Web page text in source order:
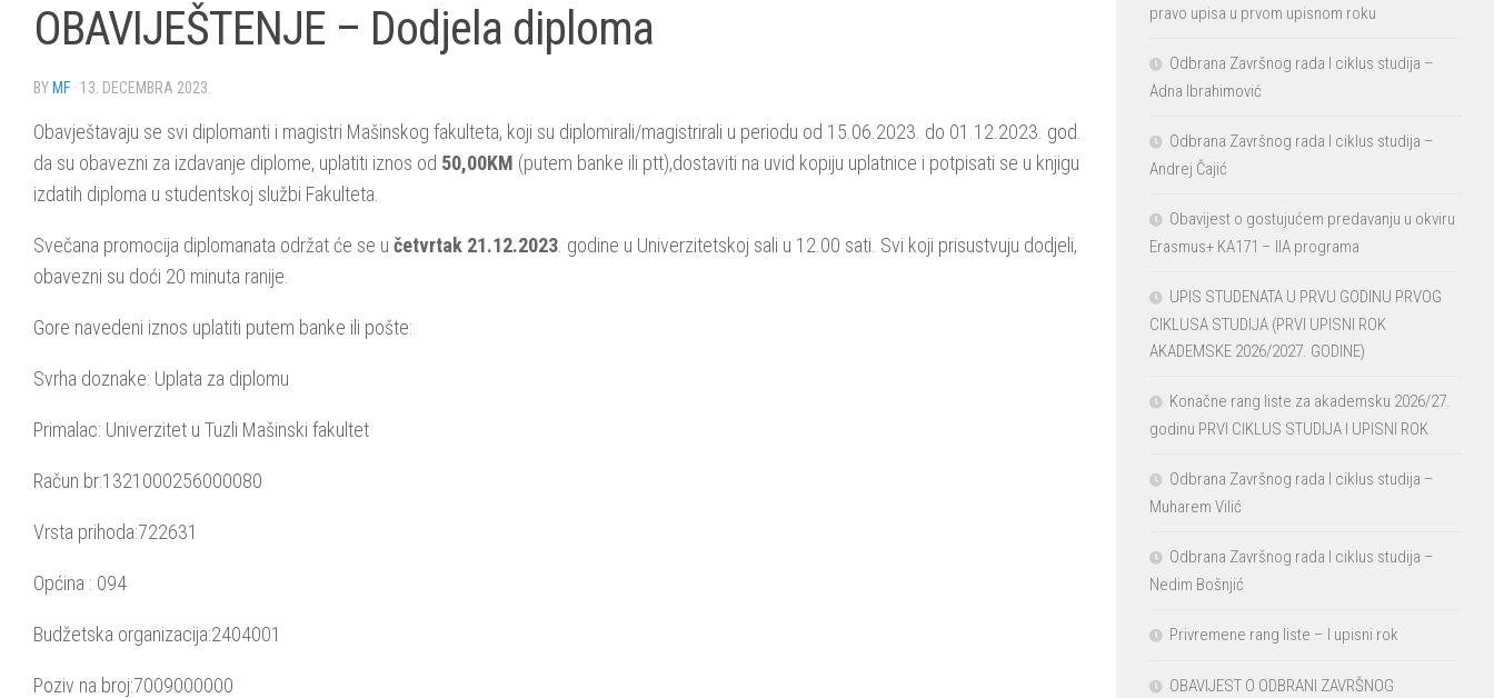
OBAVIJEŠTENJE – Dodjela diploma
BY MF · 13. DECEMBRA 2023.
Obavještavaju se svi diplomanti i magistri Mašinskog fakulteta, koji su diplomirali/magistrirali u periodu od 15.06.2023. do 01.12.2023. god.
da su obavezni za izdavanje diplome, uplatiti iznos od 50,00KM (putem banke ili ptt),dostaviti na uvid kopiju uplatnice i potpisati se u knjigu
izdatih diploma u studentskoj službi Fakulteta.
Svečana promocija diplomanata održat će se u četvrtak 21.12.2023 . godine u Univerzitetskoj sali u 12.00 sati. Svi koji prisustvuju dodjeli,
obavezni su doći 20 minuta ranije.
Gore navedeni iznos uplatiti putem banke ili pošte:
Svrha doznake: Uplata za diplomu
Primalac: Univerzitet u Tuzli Mašinski fakultet
Račun br:1321000256000080
Vrsta prihoda:722631
Općina : 094
Budžetska organizacija:2404001
Poziv na broj:7009000000
pravo upisa u prvom upisnom roku
Odbrana Završnog rada I ciklus studija –
Adna Ibrahimović
Odbrana Završnog rada I ciklus studija –
Andrej Čajić
Obavijest o gostujućem predavanju u okviru
Erasmus+ KA171 – IIA programa
UPIS STUDENATA U PRVU GODINU PRVOG
CIKLUSA STUDIJA (PRVI UPISNI ROK
AKADEMSKE 2026/2027. GODINE)
Konačne rang liste za akademsku 2026/27.
godinu PRVI CIKLUS STUDIJA I UPISNI ROK
Odbrana Završnog rada I ciklus studija –
Muharem Vilić
Odbrana Završnog rada I ciklus studija –
Nedim Bošnjić
Privremene rang liste – I upisni rok
OBAVIJEST O ODBRANI ZAVRŠNOG